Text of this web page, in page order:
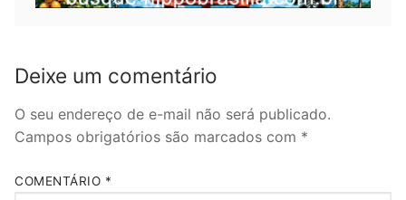
Deixe um comentário
O seu endereço de e-mail não será publicado.
Campos obrigatórios são marcados com *
COMENTÁRIO *